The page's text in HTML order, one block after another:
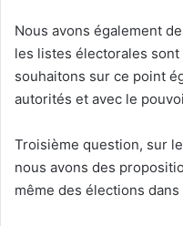
Nous avons également
les listes électorales
souhaitons sur ce point
autorités et avec le
Troisième question, sur
nous avons des
même des élections